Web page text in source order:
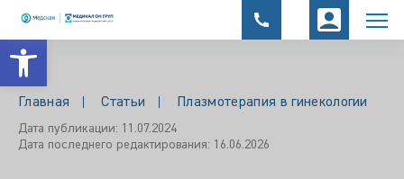
Открыть панель инструментов
Главная Статьи Плазмотерапия в гинекологии
Дата публикации: 11.07.2024
Дата последнего редактирования: 16.06.2026